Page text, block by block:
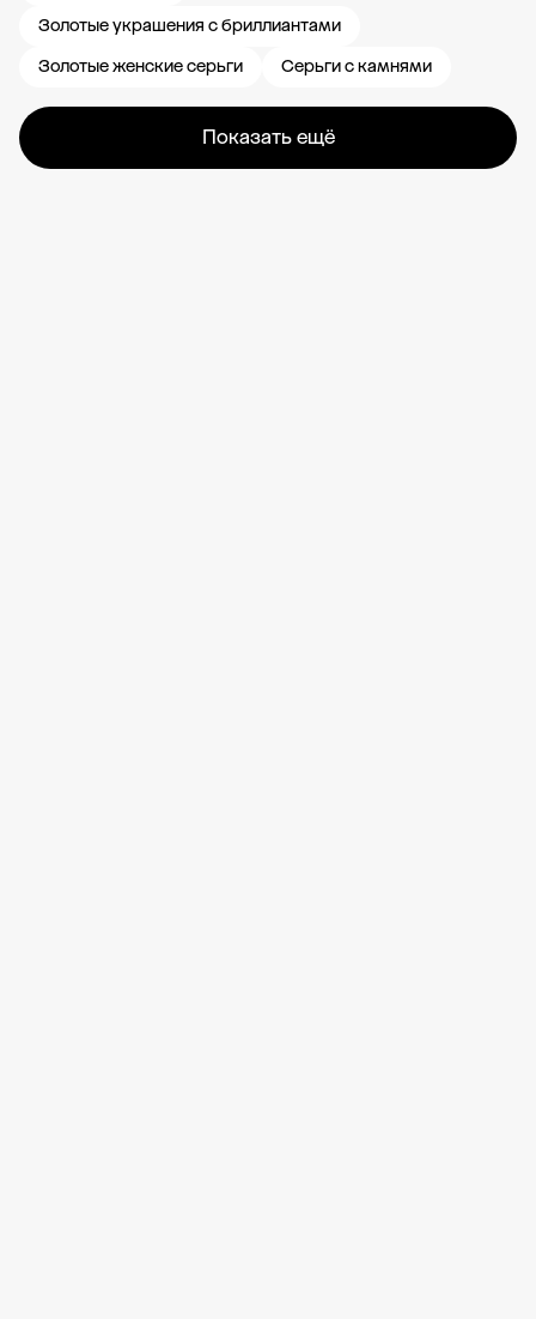
Золотые украшения с бриллиантами
Золотые женские серьги
Серьги с камнями
Показать ещё